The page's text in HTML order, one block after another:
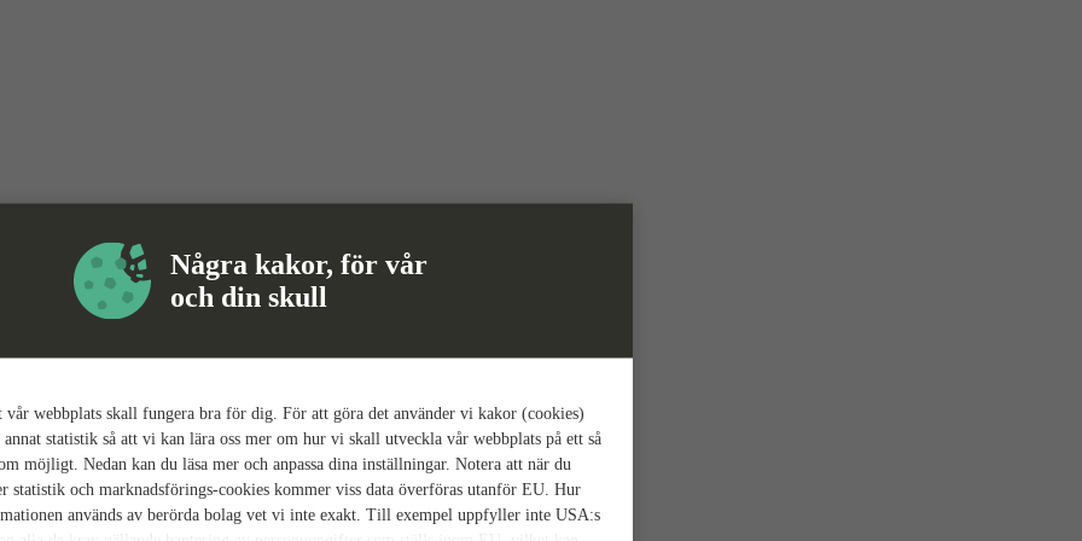
Några kakor, för vår
och din skull
webbplats skall fungera bra för dig. För att göra det använder vi kakor (cookies)
statistik så att vi kan lära oss mer om hur vi skall utveckla vår webbplats på ett så
möjligt. Nedan kan du läsa mer och anpassa dina inställningar. Notera att när du
statistik och marknadsförings-cookies kommer viss data överföras utanför EU. Hur
används av berörda bolag vet vi inte exakt. Till exempel uppfyller inte USA:s